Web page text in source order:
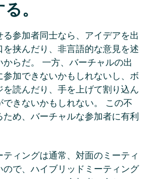
。
る参加者同士なら、アイデアを出
を挟んだり、非言語的な意見を述
からだ。 一方、バーチャルの出
参加できないかもしれないし、ボ
を読んだり、手を上げて割り込ん
できないかもしれない。 この不
め、バーチャルな参加者に有利
ィングは通常、対面のミーティ
ので、ハイブリッドミーティング